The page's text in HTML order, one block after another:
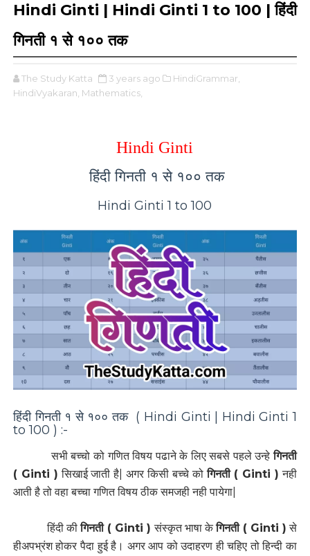
Hindi Ginti | Hindi Ginti 1 to 100 | हिंदी
गिनती १ से १०० तक
The Study Katta 3 years ago
HindiGrammar,
HindiVyakaran, Mathematics,
Hindi Ginti
हिंदी गिनती १ से १०० तक
Hindi Ginti 1 to 100
हिंदी गिनती १ से १०० तक ( Hindi Ginti | Hindi Ginti 1
to 100 ) :-
सभी बच्चो को गणित विषय पढाने के लिए सबसे पहले उन्हेगिनती
( Ginti ) सिखाई जाती है| अगर किसी बच्चे कोगिनती ( Ginti ) नही
आती है तो वहा बच्चा गणित विषय ठीक समजही नही पायेगा|
हिंदी कीगिनती ( Ginti )संस्कृत भाषा केगिनती ( Ginti ) से
हीअपभ्रंश होकर पैदा हुई है। अगर आप को उदाहरण ही चहिए तो हिन्दी का